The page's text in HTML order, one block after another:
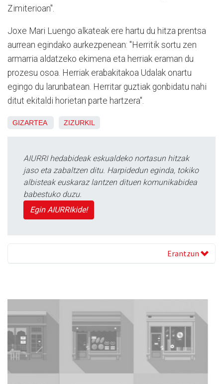
Zimiterioan".
Joxe Mari Luengo alkateak ere hartu du hitza prentsa
aurrean egindako aurkezpenean: "Herritik sortu zen
armarria aldatzeko ekimena eta herriak eraman du
prozesu osoa. Herriak erabakitakoa Udalak onartu
egingo du larunbatean. Herritar guztiak gonbidatu nahi
ditut ekitaldi horietan parte hartzera".
GIZARTEA ZIZURKIL
AIURRI hedabideak eskualdeko nortasun hitzak
jaso eta zabaltzen ditu. Harpidedun eginda, tokiko
albisteak euskaraz lantzen dituen komunikabidea
babestuko duzu.
Egin AIURRIkide!
Erantzun